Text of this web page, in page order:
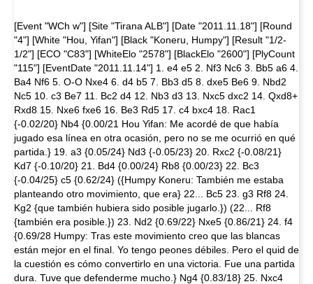
[Event "WCh w"] [Site "Tirana ALB"] [Date "2011.11.18"] [Round
"4"] [White "Hou, Yifan"] [Black "Koneru, Humpy"] [Result "1/2-
1/2"] [ECO "C83"] [WhiteElo "2578"] [BlackElo "2600"] [PlyCount
"115"] [EventDate "2011.11.14"] 1. e4 e5 2. Nf3 Nc6 3. Bb5 a6 4.
Ba4 Nf6 5. O-O Nxe4 6. d4 b5 7. Bb3 d5 8. dxe5 Be6 9. Nbd2
Nc5 10. c3 Be7 11. Bc2 d4 12. Nb3 d3 13. Nxc5 dxc2 14. Qxd8+
Rxd8 15. Nxe6 fxe6 16. Be3 Rd5 17. c4 bxc4 18. Rac1
{-0.02/20} Nb4 {0.00/21 Hou Yifan: Me acordé de que había
jugado esa línea en otra ocasión, pero no se me ocurrió en qué
partida.} 19. a3 {0.05/24} Nd3 {-0.05/23} 20. Rxc2 {-0.08/21}
Kd7 {-0.10/20} 21. Bd4 {0.00/24} Rb8 {0.00/23} 22. Bc3
{-0.04/25} c5 {0.62/24} ({Humpy Koneru: También me estaba
planteando otro movimiento, que era} 22... Bc5 23. g3 Rf8 24.
Kg2 {que también hubiera sido posible jugarlo.}) (22... Rf8
{también era posible.}) 23. Nd2 {0.69/22} Nxe5 {0.86/21} 24. f4
{0.69/28 Humpy: Tras este movimiento creo que las blancas
están mejor en el final. Yo tengo peones débiles. Pero el quid de
la cuestión es cómo convertirlo en una victoria. Fue una partida
dura. Tuve que defenderme mucho.} Ng4 {0.83/18} 25. Nxc4